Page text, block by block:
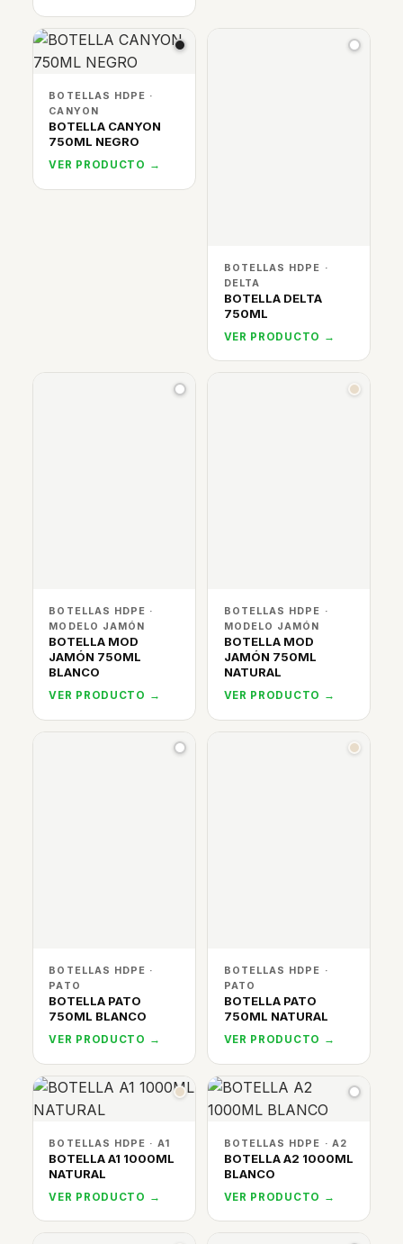
BOTELLAS HDPE ·
CANYON
BOTELLA CANYON
750ML NEGRO
VER PRODUCTO →
BOTELLAS HDPE ·
DELTA
BOTELLA DELTA
750ML
VER PRODUCTO →
BOTELLAS HDPE ·
MODELO JAMÓN
BOTELLA MOD
JAMÓN 750ML
BLANCO
VER PRODUCTO →
BOTELLAS HDPE ·
MODELO JAMÓN
BOTELLA MOD
JAMÓN 750ML
NATURAL
VER PRODUCTO →
BOTELLAS HDPE ·
PATO
BOTELLA PATO
750ML BLANCO
VER PRODUCTO →
BOTELLAS HDPE ·
PATO
BOTELLA PATO
750ML NATURAL
VER PRODUCTO →
BOTELLAS HDPE · A1
BOTELLA A1 1000ML
NATURAL
VER PRODUCTO →
BOTELLAS HDPE · A2
BOTELLA A2 1000ML
BLANCO
VER PRODUCTO →